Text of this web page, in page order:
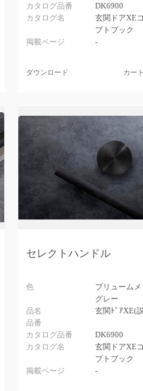
カタログ品番
DK6900
カタログ名
玄関ドアXE
プトブック
掲載ページ
-
ダウンロード カー
セレクトハンドル
色
ブリューム
グレー
品名
玄関ﾄﾞｱXE(
品番
カタログ品番
DK6900
カタログ名
玄関ドアXE
プトブック
掲載ページ
-